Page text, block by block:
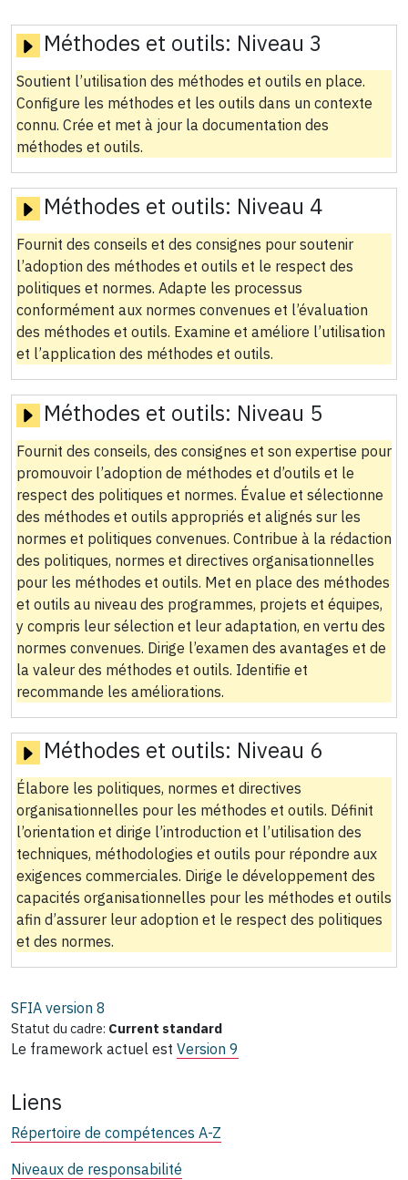
Méthodes et outils: Niveau 3
Soutient l’utilisation des méthodes et outils en place.
Configure les méthodes et les outils dans un contexte
connu. Crée et met à jour la documentation des
méthodes et outils.
Méthodes et outils: Niveau 4
Fournit des conseils et des consignes pour soutenir
l’adoption des méthodes et outils et le respect des
politiques et normes. Adapte les processus
conformément aux normes convenues et l’évaluation
des méthodes et outils. Examine et améliore l’utilisation
et l’application des méthodes et outils.
Méthodes et outils: Niveau 5
Fournit des conseils, des consignes et son expertise pour
promouvoir l’adoption de méthodes et d’outils et le
respect des politiques et normes. Évalue et sélectionne
des méthodes et outils appropriés et alignés sur les
normes et politiques convenues. Contribue à la rédaction
des politiques, normes et directives organisationnelles
pour les méthodes et outils. Met en place des méthodes
et outils au niveau des programmes, projets et équipes,
y compris leur sélection et leur adaptation, en vertu des
normes convenues. Dirige l’examen des avantages et de
la valeur des méthodes et outils. Identifie et
recommande les améliorations.
Méthodes et outils: Niveau 6
Élabore les politiques, normes et directives
organisationnelles pour les méthodes et outils. Définit
l’orientation et dirige l’introduction et l’utilisation des
techniques, méthodologies et outils pour répondre aux
exigences commerciales. Dirige le développement des
capacités organisationnelles pour les méthodes et outils
afin d’assurer leur adoption et le respect des politiques
et des normes.
SFIA version 8
Statut du cadre: Current standard
Le framework actuel est Version 9
Liens
Répertoire de compétences A-Z
Niveaux de responsabilité